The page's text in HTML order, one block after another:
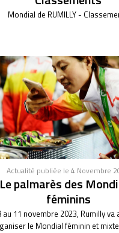
Mondial de RUMILLY -
Actualité publiée le 4 Novembre
Le palmarès des
féminins
au 11 novembre 2023, Rumilly va
le Mondial féminin et